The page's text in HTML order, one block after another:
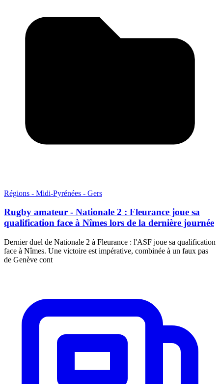
Régions - Midi-Pyrénées - Gers
Rugby amateur - Nationale 2 : Fleurance joue sa
qualification face à Nîmes lors de la dernière journée
Dernier duel de Nationale 2 à Fleurance : l'ASF joue sa qualification
face à Nîmes. Une victoire est impérative, combinée à un faux pas
de Genève cont